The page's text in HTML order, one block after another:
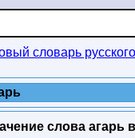
словарь
слова агарь